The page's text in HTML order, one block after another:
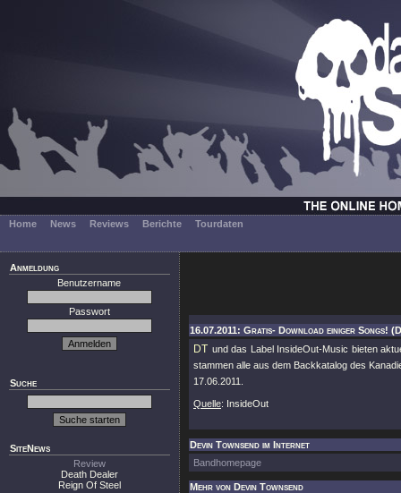
Home News Reviews Berichte Tourdaten
Anmeldung
Benutzername
Passwort
Suche
SiteNews
Review
Death Dealer
Reign Of Steel
16.07.2011: Gratis- Download einiger Songs!
DT und das Label InsideOut-Music bieten
stammen alle aus dem Backkatalog des
17.06.2011.
Quelle: InsideOut
Devin Townsend im Internet
Bandhomepage
Mehr von Devin Townsend